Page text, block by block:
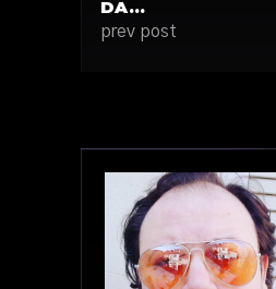
DA…
prev post